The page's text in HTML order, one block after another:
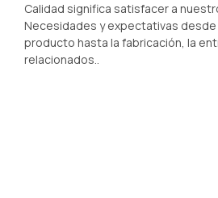
Calidad significa satisfacer a
Necesidades y expectativas
producto hasta la fabricación, la
relacionados..